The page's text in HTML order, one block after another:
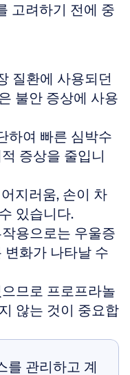
고려하기 전에 중
질환에 사용되던
불안 증상에 사용
하여 빠른 심박수
증상을 줄입니
지러움, 손이 차
있습니다.
용으로는 우울증
변화가 나타날 수
므로 프로프라놀
않는 것이 중요합
를 관리하고 계